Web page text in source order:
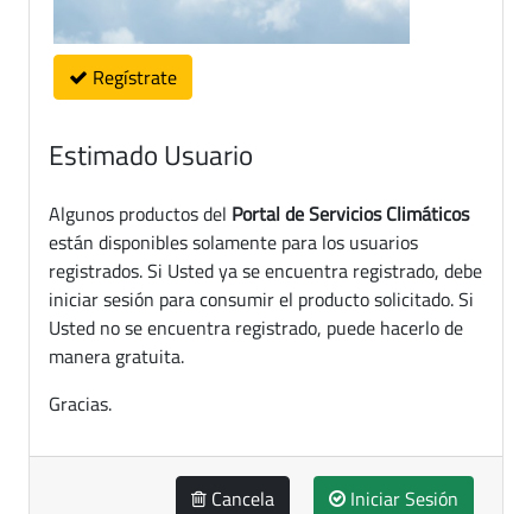
Regístrate
Estimado Usuario
Algunos productos del Portal de Servicios Climáticos
están disponibles solamente para los usuarios
registrados. Si Usted ya se encuentra registrado, debe
iniciar sesión para consumir el producto solicitado. Si
Usted no se encuentra registrado, puede hacerlo de
manera gratuita.
Gracias.
Cancela Iniciar Sesión